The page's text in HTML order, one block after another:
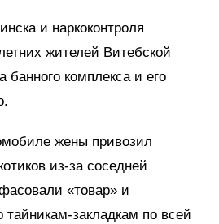
и наркоконтроля
жителей Витебской
банного комплекса и его
жены привозил
из-за соседней
«товар» и
тайникам-закладкам по всей